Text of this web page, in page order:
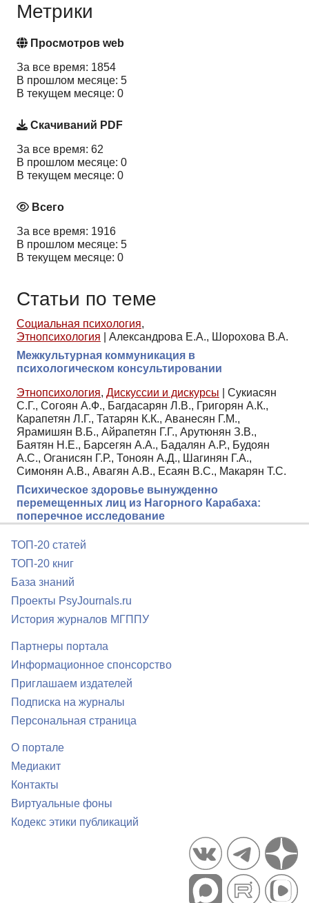
Метрики
Просмотров web
За все время: 1854
В прошлом месяце: 5
В текущем месяце: 0
Скачиваний PDF
За все время: 62
В прошлом месяце: 0
В текущем месяце: 0
Всего
За все время: 1916
В прошлом месяце: 5
В текущем месяце: 0
Статьи по теме
Социальная психология,
Этнопсихология
Александрова Е.А., Шорохова В.А.
Межкультурная коммуникация в
психологическом консультировании
Этнопсихология, Дискуссии и дискурсы
Сукиасян
С.Г., Согоян А.Ф., Багдасарян Л.В., Григорян А.К.,
Карапетян Л.Г., Татарян К.К., Аванесян Г.М.,
Ярамишян В.Б., Айрапетян Г.Г., Арутюнян З.В.,
Баятян Н.Е., Барсегян А.А., Бадалян А.Р., Будоян
А.С., Оганисян Г.Р., Тоноян А.Д., Шагинян Г.А.,
Симонян А.В., Авагян А.В., Есаян В.С., Макарян Т.С.
Психическое здоровье вынужденно
перемещенных лиц из Нагорного Карабаха:
поперечное исследование
ТОП-20 статей
ТОП-20 книг
База знаний
Проекты PsyJournals.ru
История журналов МГППУ
Партнеры портала
Информационное спонсорство
Приглашаем издателей
Подписка на журналы
Персональная страница
О портале
Медиакит
Контакты
Виртуальные фоны
Кодекс этики публикаций